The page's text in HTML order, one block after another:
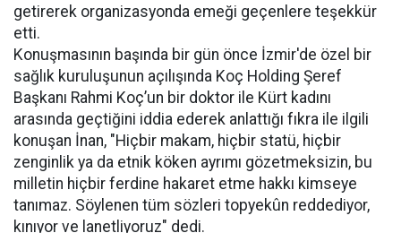
getirerek organizasyonda emeği geçenlere teşekkür
etti.
Konuşmasının başında bir gün önce İzmir'de özel bir
sağlık kuruluşunun açılışında Koç Holding Şeref
Başkanı Rahmi Koç’un bir doktor ile Kürt kadını
arasında geçtiğini iddia ederek anlattığı fıkra ile ilgili
konuşan İnan, "Hiçbir makam, hiçbir statü, hiçbir
zenginlik ya da etnik köken ayrımı gözetmeksizin, bu
milletin hiçbir ferdine hakaret etme hakkı kimseye
tanımaz. Söylenen tüm sözleri topyekûn reddediyor,
kınıyor ve lanetliyoruz" dedi.